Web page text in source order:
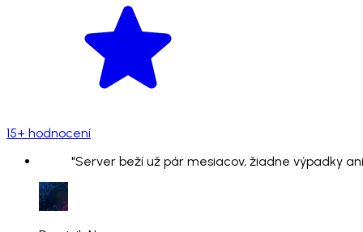
15+ hodnocení
"Server beží už pár mesiacov, žiadne výpadky